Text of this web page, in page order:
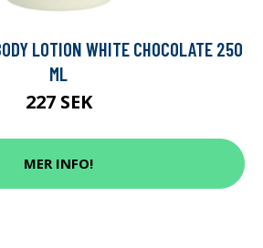
LOTION WHITE CHOCOLATE 250
ML
227 SEK
MER INFO!